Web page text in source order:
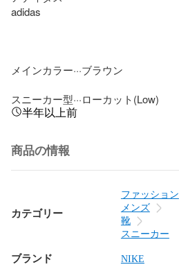
adidas
メインカラー···ブラウン
スニーカー型···ローカット(Low)
半年以上前
商品の情報
カテゴリー
ファッション
メンズ
靴
スニーカー
ブランド NIKE